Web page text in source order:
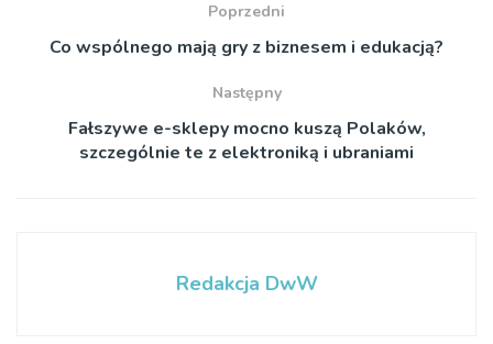
Poprzedni
Co wspólnego mają gry z biznesem i edukacją?
Następny
Fałszywe e-sklepy mocno kuszą Polaków,
szczególnie te z elektroniką i ubraniami
Redakcja DwW